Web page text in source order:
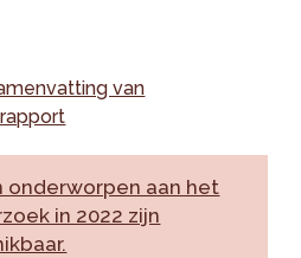
van
onderworpen aan het
in 2022 zijn